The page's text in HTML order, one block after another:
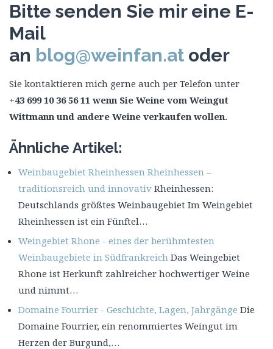
Bitte senden Sie mir eine E-
Mail
an blog@weinfan.at oder
Sie kontaktieren mich gerne auch per Telefon unter
+43 699 10 36 56 11 wenn Sie Weine vom Weingut
Wittmann und andere Weine verkaufen wollen.
Ähnliche Artikel:
Weinbaugebiet Rheinhessen Rheinhessen –
traditionsreich und innovativ Rheinhessen:
Deutschlands größtes Weinbaugebiet Im Weingebiet
Rheinhessen ist ein Fünftel…
Weingebiet Rhone - eines der berühmtesten
Weinbaugebiete in Südfrankreich Das Weingebiet
Rhone ist Herkunft zahlreicher hochwertiger Weine
und nimmt…
Domaine Fourrier - Geschichte, Lagen, Jahrgänge Die
Domaine Fourrier, ein renommiertes Weingut im
Herzen der Burgund,…